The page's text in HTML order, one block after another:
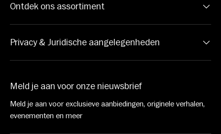
Ontdek ons assortiment
Privacy & Juridische aangelegenheden
Meld je aan voor onze nieuwsbrief
Meld je aan voor exclusieve aanbiedingen, originele verhalen,
evenementen en meer